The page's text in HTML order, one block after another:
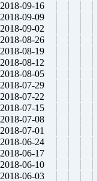
2018-09-16
2018-09-09
2018-09-02
2018-08-26
2018-08-19
2018-08-12
2018-08-05
2018-07-29
2018-07-22
2018-07-15
2018-07-08
2018-07-01
2018-06-24
2018-06-17
2018-06-10
2018-06-03